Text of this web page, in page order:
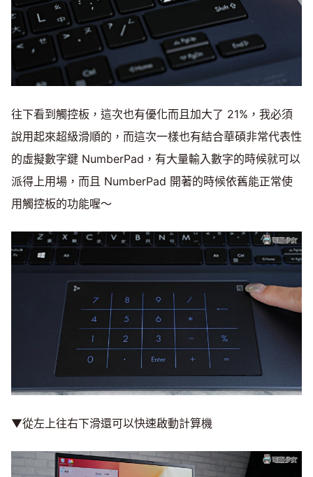
往下看到觸控板，這次也有優化而且加大了 21%，我必須
說用起來超級滑順的，而這次一樣也有結合華碩非常代表性
的虛擬數字鍵 NumberPad，有大量輸入數字的時候就可以
派得上用場，而且 NumberPad 開著的時候依舊能正常使
用觸控板的功能喔～
▼從左上往右下滑還可以快速啟動計算機